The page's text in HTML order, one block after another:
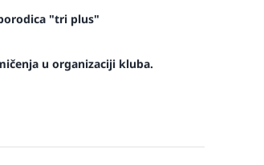
"tri plus"
u organizaciji kluba.